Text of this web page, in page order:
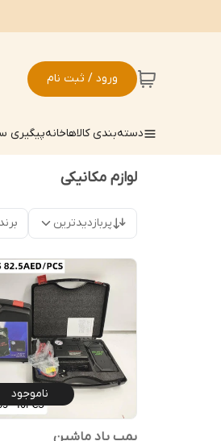
ورود / ثبت نام
دسته‌بندی کالاهاخانهپیگیری
لوازم مکانیکی
پربازدیدترین
ناموجود
پمپ باد ماشین